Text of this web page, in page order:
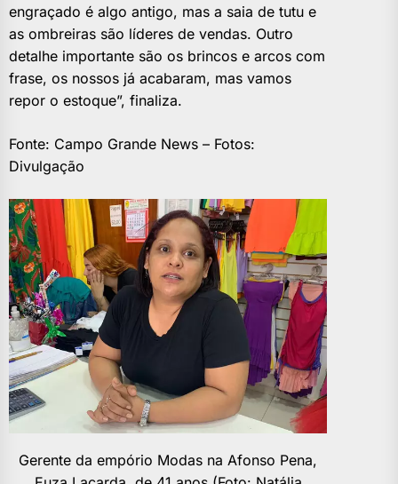
engraçado é algo antigo, mas a saia de tutu e
as ombreiras são líderes de vendas. Outro
detalhe importante são os brincos e arcos com
frase, os nossos já acabaram, mas vamos
repor o estoque”, finaliza.
Fonte: Campo Grande News – Fotos:
Divulgação
Gerente da empório Modas na Afonso Pena,